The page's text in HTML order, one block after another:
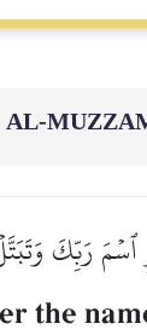
رَبِّكَ
the